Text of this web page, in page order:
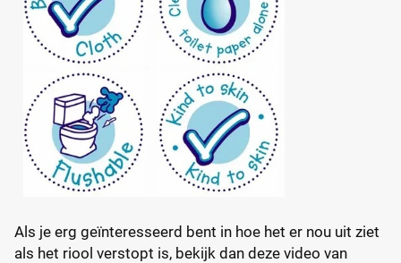
Als je erg geïnteresseerd bent in hoe het er nou uit ziet
als het riool verstopt is, bekijk dan deze video van